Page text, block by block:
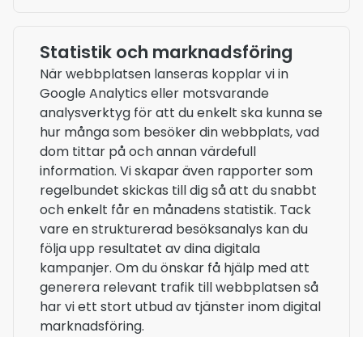
Statistik och marknadsföring
När webbplatsen lanseras kopplar vi in
Google Analytics eller motsvarande
analysverktyg för att du enkelt ska kunna se
hur många som besöker din webbplats, vad
dom tittar på och annan värdefull
information. Vi skapar även rapporter som
regelbundet skickas till dig så att du snabbt
och enkelt får en månadens statistik. Tack
vare en strukturerad besöksanalys kan du
följa upp resultatet av dina digitala
kampanjer. Om du önskar få hjälp med att
generera relevant trafik till webbplatsen så
har vi ett stort utbud av tjänster inom digital
marknadsföring.